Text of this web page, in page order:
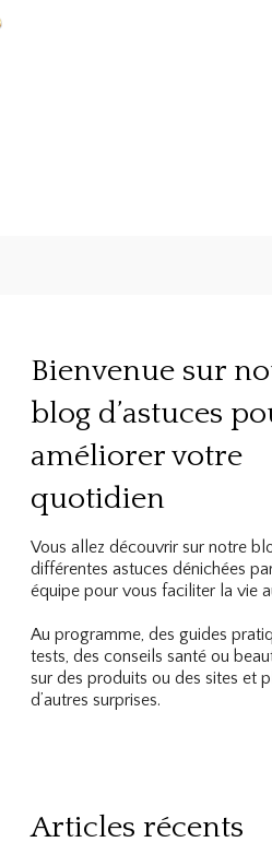
Bienvenue sur
blog d’astuces
améliorer votre
quotidien
Vous allez découvrir sur notre
différentes astuces dénichées
équipe pour vous faciliter la vie
Au programme, des guides
tests, des conseils santé ou
sur des produits ou des sites et
d’autres surprises.
Articles récents